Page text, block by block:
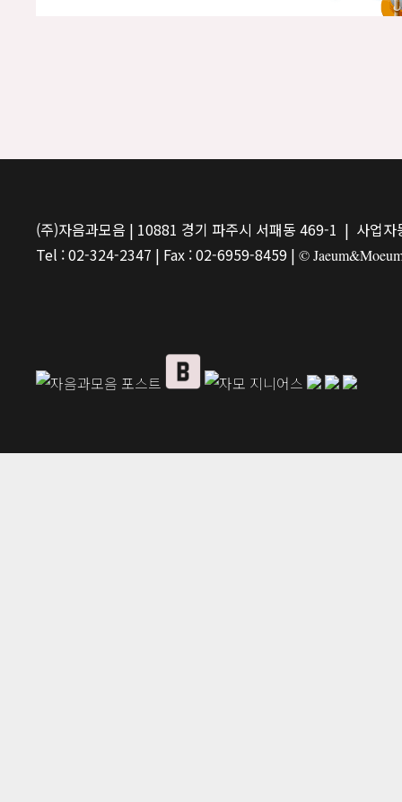
(주)자음과모음 | 10881 경기 파주시 서패동 469-1 | 사업
Tel : 02-324-2347 | Fax : 02-6959-8459 | ©